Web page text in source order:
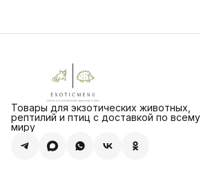
Товары для экзотических животных,
рептилий и птиц с доставкой по всему
миру